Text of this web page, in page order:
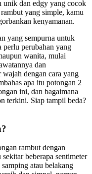
unik dan edgy yang cocok
yang simple, kamu
kenyamanan.
yang sempurna untuk
perubahan yang
wanita, mulai
dan
dengan cara yang
apa itu potongan 2
ini, dan bagaimana
terkini. Siap tampil beda?
rambut dengan
beberapa sentimeter
atau belakang